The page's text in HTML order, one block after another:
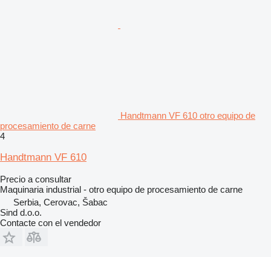
Handtmann VF 610 otro equipo de
procesamiento de carne
4
Handtmann VF 610
Precio a consultar
Maquinaria industrial - otro equipo de procesamiento de carne
Serbia, Cerovac, Šabac
Sind d.o.o.
Contacte con el vendedor